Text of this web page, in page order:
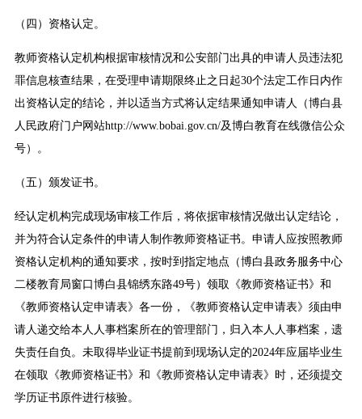
（四）资格认定。
教师资格认定机构根据审核情况和公安部门出具的申请人员违法犯
罪信息核查结果，在受理申请期限终止之日起30个法定工作日内作
出资格认定的结论，并以适当方式将认定结果通知申请人（博白县
人民政府门户网站http://www.bobai.gov.cn/及博白教育在线微信公众
号）。
（五）颁发证书。
经认定机构完成现场审核工作后，将依据审核情况做出认定结论，
并为符合认定条件的申请人制作教师资格证书。申请人应按照教师
资格认定机构的通知要求，按时到指定地点（博白县政务服务中心
二楼教育局窗口博白县锦绣东路49号）领取《教师资格证书》和
《教师资格认定申请表》各一份，《教师资格认定申请表》须由申
请人递交给本人人事档案所在的管理部门，归入本人人事档案，遗
失责任自负。未取得毕业证书提前到现场认定的2024年应届毕业生
在领取《教师资格证书》和《教师资格认定申请表》时，还须提交
学历证书原件进行核验。